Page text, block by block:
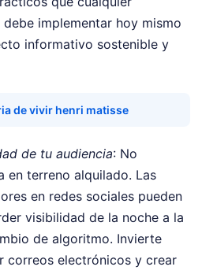
implementar hoy mismo
informativo sostenible y
de vivir henri matisse
de tu audiencia: No
en terreno alquilado. Las
en redes sociales pueden
visibilidad de la noche a la
de algoritmo. Invierte
correos electrónicos y crear